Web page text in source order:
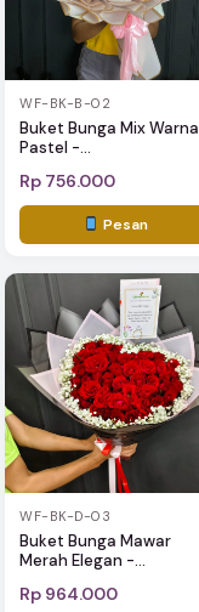
WF-BK-B-02
Buket Bunga Mix Warna
Pastel -...
Rp 756.000
Pesan
WF-BK-D-03
Buket Bunga Mawar
Merah Elegan -...
Rp 964.000